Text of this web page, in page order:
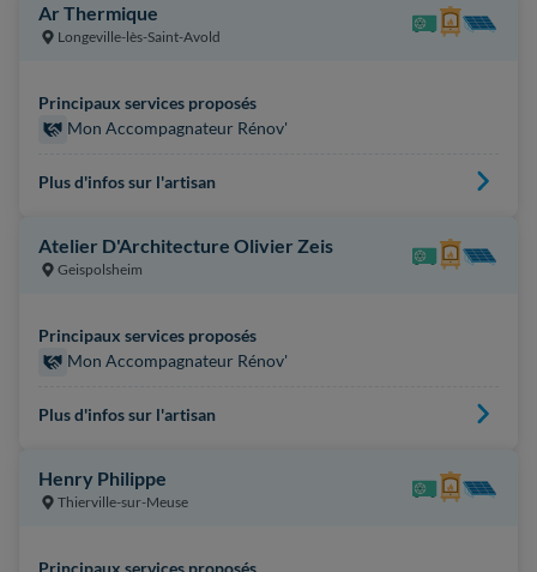
Ar Thermique
Longeville-lès-Saint-Avold
Principaux services proposés
Mon Accompagnateur Rénov'
Plus d'infos sur l'artisan
Atelier D'Architecture Olivier Zeis
Geispolsheim
Principaux services proposés
Mon Accompagnateur Rénov'
Plus d'infos sur l'artisan
Henry Philippe
Thierville-sur-Meuse